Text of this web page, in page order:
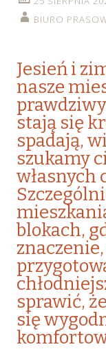
BIURO
Jesień i
nasze
stają się
spadają,
szukamy
własnych
blokach,
sprawić,
się